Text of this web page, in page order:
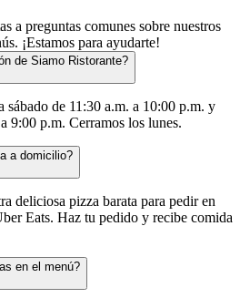
a preguntas comunes sobre nuestros
¡Estamos para ayudarte!
de Siamo Ristorante?
sábado de 11:30 a.m. a 10:00 p.m. y
9:00 p.m. Cerramos los lunes.
a domicilio?
deliciosa pizza barata para pedir en
Eats. Haz tu pedido y recibe comida
en el menú?